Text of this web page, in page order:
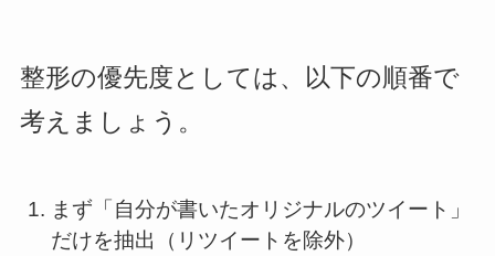
整形の優先度としては、以下の順番で
考えましょう。
まず「自分が書いたオリジナルのツイート」
だけを抽出（リツイートを除外）